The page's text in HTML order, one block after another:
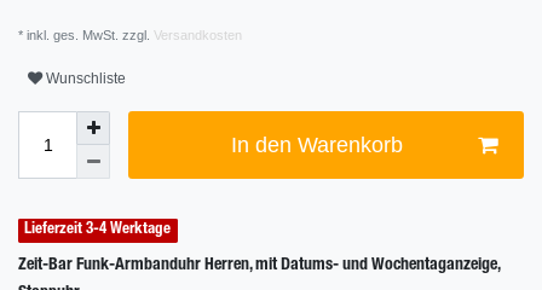
* inkl. ges. MwSt. zzgl. Versandkosten
Wunschliste
In den Warenkorb
Lieferzeit 3-4 Werktage
Zeit-Bar Funk-Armbanduhr Herren, mit Datums- und Wochentaganzeige,